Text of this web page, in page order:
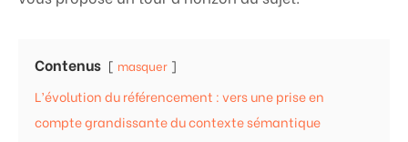
Contenus masquer
L’évolution du référencement : vers une prise en
compte grandissante du contexte sémantique